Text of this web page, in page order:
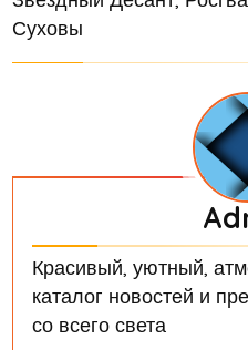
Суховы
Красивый, уютный,
каталог новостей и
со всего света